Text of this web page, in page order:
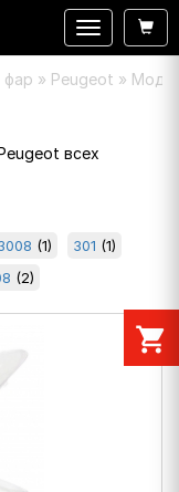
фар » Peugeot »
всех
(1) 301 (1)
(2)
Навигация
shopping_cart